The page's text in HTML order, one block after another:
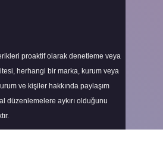
proaktif olarak denetleme veya
herhangi bir marka, kurum veya
ve kişiler hakkında paylaşım
düzenlemelere aykırı olduğunu